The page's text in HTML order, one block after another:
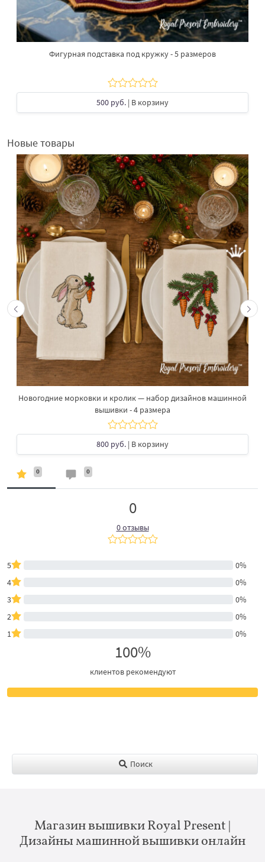
Фигурная подставка под кружку - 5 размеров
500 руб. | В корзину
Новые товары
Новогодние морковки и кролик — набор дизайнов машинной
вышивки - 4 размера
800 руб. | В корзину
0 0
0
0 отзывы
5
0%
4
0%
3
0%
2
0%
1
0%
100%
клиентов рекомендуют
Поиск
Магазин вышивки Royal Present |
Дизайны машинной вышивки онлайн